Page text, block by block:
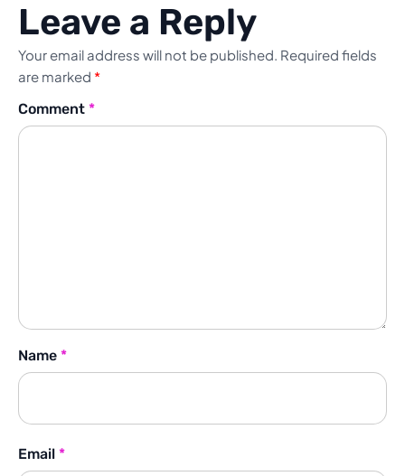
Leave a Reply
Your email address will not be published. Required fields
are marked *
Comment *
Name *
Email *